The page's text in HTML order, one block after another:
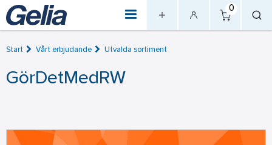
0
Start Vårt erbjudande Utvalda sortiment
GörDetMedRW